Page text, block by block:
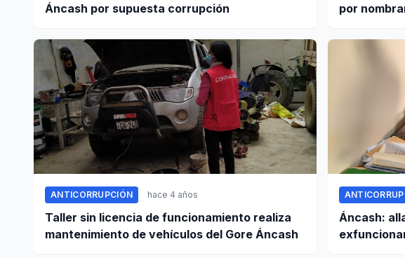
Áncash por supuesta corrupción
por
ANTICORRUPCIÓN hace 4 años
Taller sin licencia de funcionamiento realiza
mantenimiento de vehículos del Gore Áncash
Áncash: